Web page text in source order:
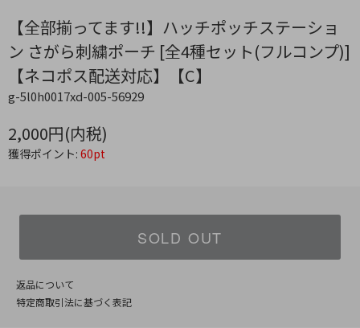
【全部揃ってます!!】ハッチポッチステーショ
ン さがら刺繍ポーチ [全4種セット(フルコンプ)]
【ネコポス配送対応】【C】
g-5l0h0017xd-005-56929
2,000円(内税)
獲得ポイント: 60pt
SOLD OUT
返品について
特定商取引法に基づく表記